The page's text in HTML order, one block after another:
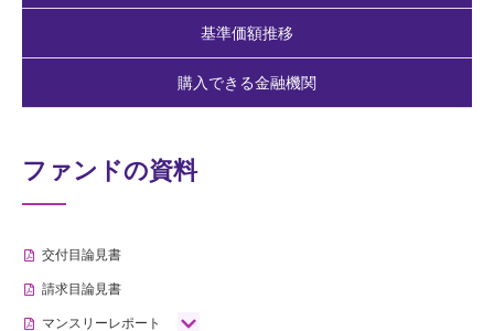
基準価額推移
購入できる金融機関
ファンドの資料
交付目論見書
請求目論見書
マンスリーレポート